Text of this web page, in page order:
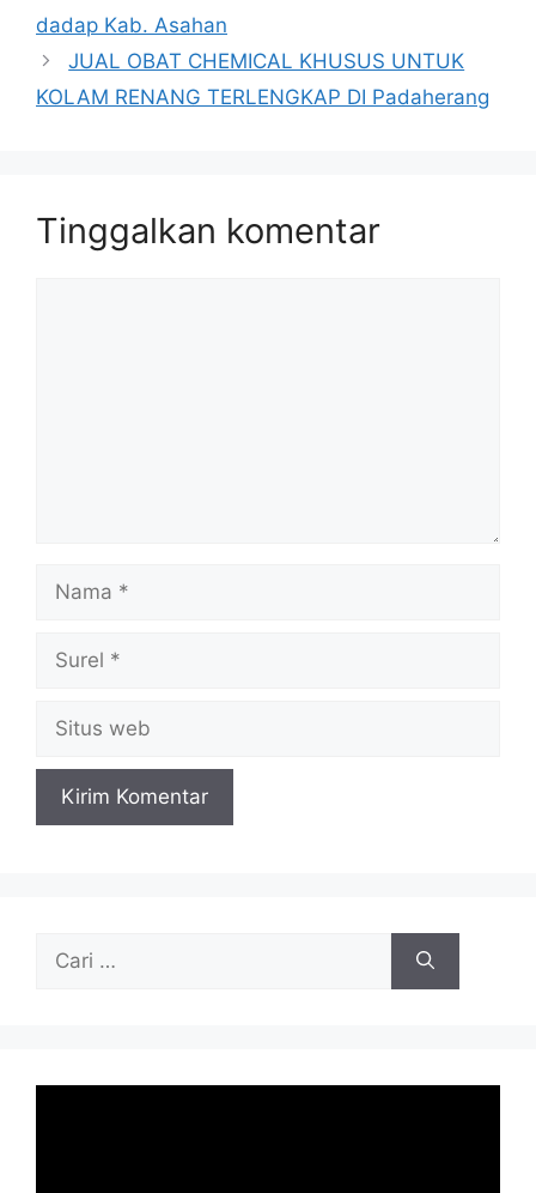
dadap Kab. Asahan
JUAL OBAT CHEMICAL KHUSUS UNTUK
KOLAM RENANG TERLENGKAP DI Padaherang
Tinggalkan komentar
Nama
Surel
Situs
web
Cari